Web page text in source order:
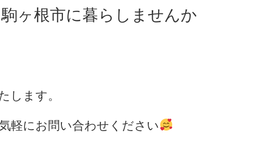
ヶ根市に暮らしませんか
します。
軽にお問い合わせください